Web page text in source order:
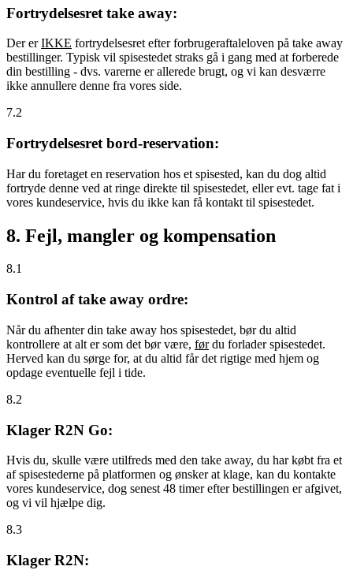
Fortrydelsesret take away:
Der erIKKE fortrydelsesret efter forbrugeraftaleloven på take away
bestillinger. Typisk vil spisestedet straks gå i gang med at forberede
din bestilling - dvs. varerne er allerede brugt, og vi kan desværre
ikke annullere denne fra vores side.
7.2
Fortrydelsesret bord-reservation:
Har du foretaget en reservation hos et spisested, kan du dog altid
fortryde denne ved at ringe direkte til spisestedet, eller evt. tage fat i
vores kundeservice, hvis du ikke kan få kontakt til spisestedet.
8. Fejl, mangler og kompensation
8.1
Kontrol af take away ordre:
Når du afhenter din take away hos spisestedet, bør du altid
kontrollere at alt er som det bør være, førdu forlader spisestedet.
Herved kan du sørge for, at du altid får det rigtige med hjem og
opdage eventuelle fejl i tide.
8.2
Klager R2N Go:
Hvis du, skulle være utilfreds med den take away, du har købt fra et
af spisestederne på platformen og ønsker at klage, kan du kontakte
vores kundeservice, dog senest 48 timer efter bestillingen er afgivet,
og vi vil hjælpe dig.
8.3
Klager R2N: